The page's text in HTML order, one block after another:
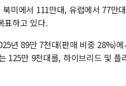
미에서 111만대, 유럽에서 77만
표하고 있다.
년 89만 7천대(판매 비중 28%)
125만 9천대를, 하이브리드 및